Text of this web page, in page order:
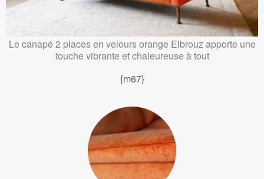
Le canapé 2 places en velours orange Elbrouz apporte une
touche vibrante et chaleureuse à tout
{m67}